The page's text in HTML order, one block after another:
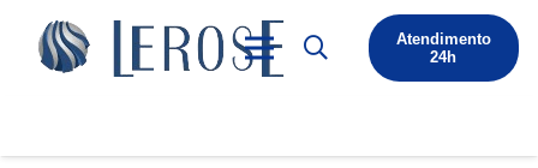
Atendimento
24h